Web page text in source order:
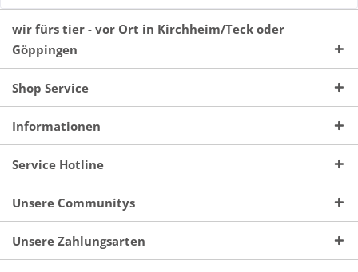
wir fürs tier - vor Ort in Kirchheim/Teck oder
Göppingen
Shop Service
Informationen
Service Hotline
Unsere Communitys
Unsere Zahlungsarten